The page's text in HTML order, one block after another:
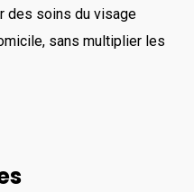
des soins du visage
sans multiplier les